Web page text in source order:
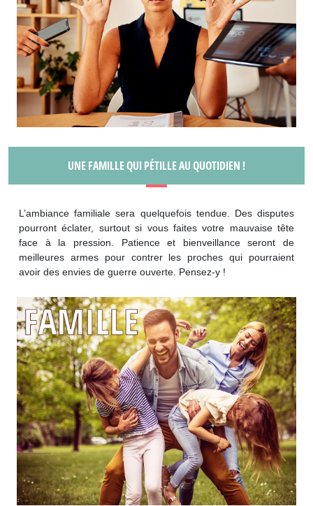
UNE FAMILLE QUI PÉTILLE AU QUOTIDIEN !
L’ambiance familiale sera quelquefois tendue. Des disputes
pourront éclater, surtout si vous faites votre mauvaise tête
face à la pression. Patience et bienveillance seront de
meilleures armes pour contrer les proches qui pourraient
avoir des envies de guerre ouverte. Pensez-y !